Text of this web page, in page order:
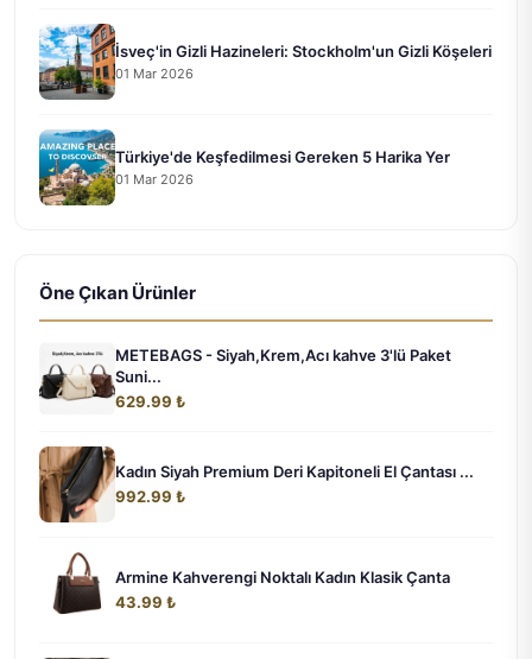
İsveç'in Gizli Hazineleri: Stockholm'un Gizli Köşeleri
01 Mar 2026
Türkiye'de Keşfedilmesi Gereken 5 Harika Yer
01 Mar 2026
Öne Çıkan Ürünler
METEBAGS - Siyah,Krem,Acı kahve 3'lü Paket
Suni...
629.99 ₺
Kadın Siyah Premium Deri Kapitoneli El Çantası ...
992.99 ₺
Armine Kahverengi Noktalı Kadın Klasik Çanta
43.99 ₺